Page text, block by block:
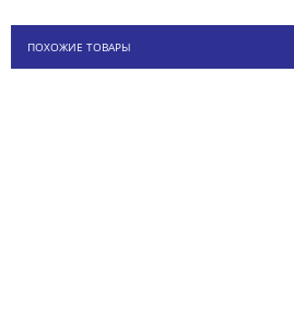
корзину
ПОХОЖИЕ ТОВАРЫ